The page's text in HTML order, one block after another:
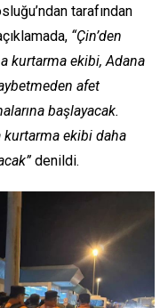
tarafından
“Çin’den
kurtarma ekibi, Adana
afet
başlayacak.
kurtarma ekibi daha
denildi.